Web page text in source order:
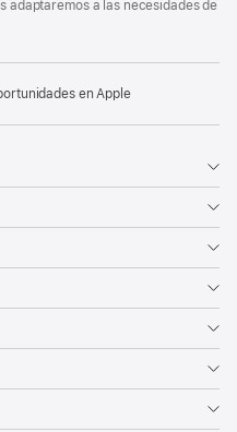
adaptaremos a las necesidades de
en Apple